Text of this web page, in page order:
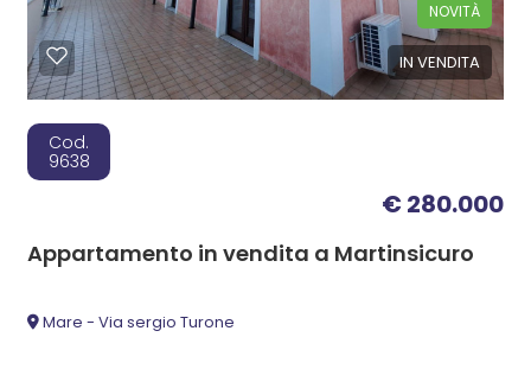
IN VENDITA
NOVITÀ
Cod.
9638
€ 280.000
Appartamento in vendita a Martinsicuro
Mare - Via sergio Turone